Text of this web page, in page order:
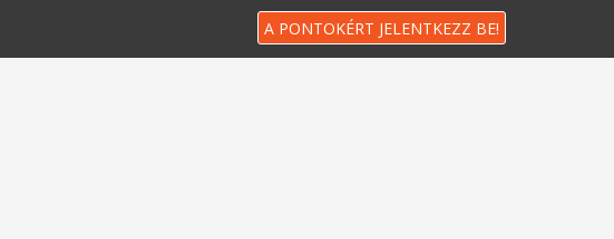
A PONTOKÉRT JELENTKEZZ BE!